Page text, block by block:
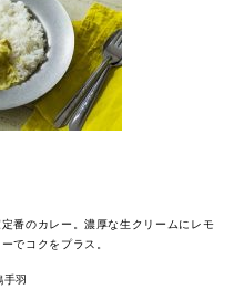
番のカレー。濃厚な生クリームにレモ
でコクをプラス。
手羽